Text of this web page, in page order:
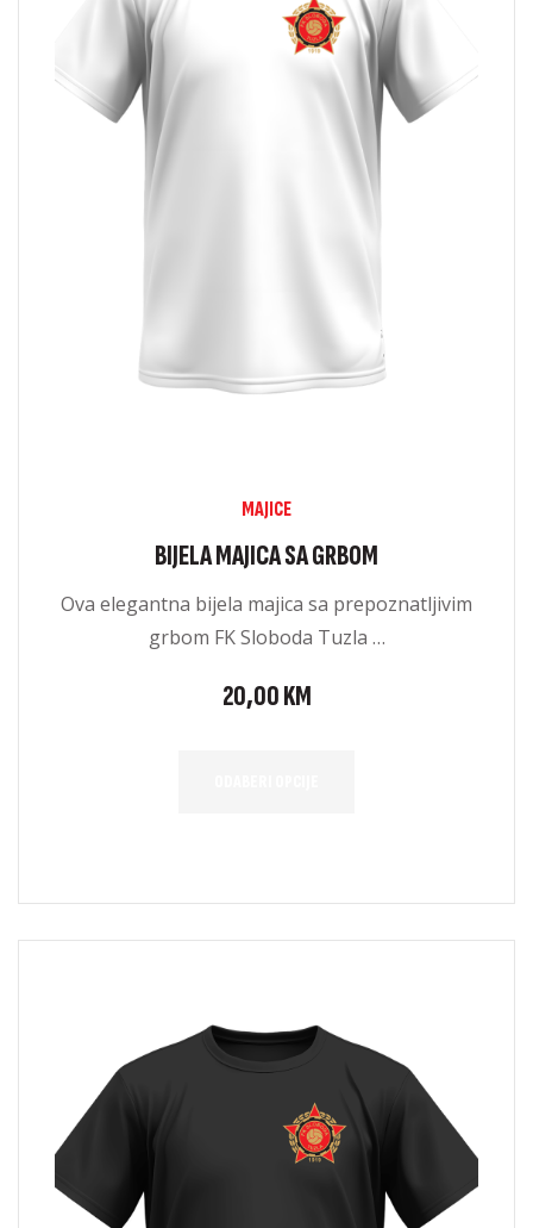
MAJICE
BIJELA MAJICA SA GRBOM
Ova elegantna bijela majica sa prepoznatljivim
grbom FK Sloboda Tuzla …
20,00KM